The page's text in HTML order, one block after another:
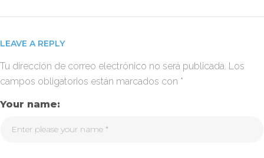
LEAVE A REPLY
Tu dirección de correo electrónico no será publicada. Los
campos obligatorios están marcados con *
Your name: